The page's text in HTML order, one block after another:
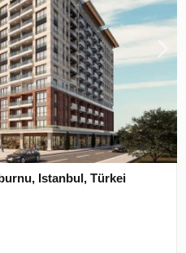
Istanbul, Türkei